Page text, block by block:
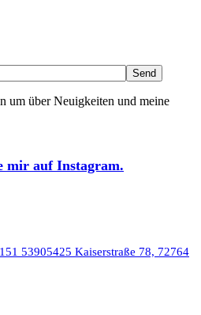
um über Neuigkeiten und meine
mir auf Instagram.
53905425 Kaiserstraße 78, 72764